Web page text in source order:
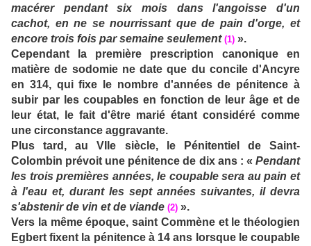
macérer pendant six mois dans l'angoisse d'un
cachot, en ne se nourrissant que de pain d'orge, et
encore trois fois par semaine seulement (1) ».
Cependant la première prescription canonique en
matière de sodomie ne date que du concile d'Ancyre
en 314, qui fixe le nombre d'années de pénitence à
subir par les coupables en fonction de leur âge et de
leur état, le fait d'être marié étant considéré comme
une circonstance aggravante.
Plus tard, au VIIe siècle, le Pénitentiel de Saint-
Colombin prévoit une pénitence de dix ans : « Pendant
les trois premières années, le coupable sera au pain et
à l'eau et, durant les sept années suivantes, il devra
s'abstenir de vin et de viande (2) ».
Vers la même époque, saint Commène et le théologien
Egbert fixent la pénitence à 14 ans lorsque le coupable